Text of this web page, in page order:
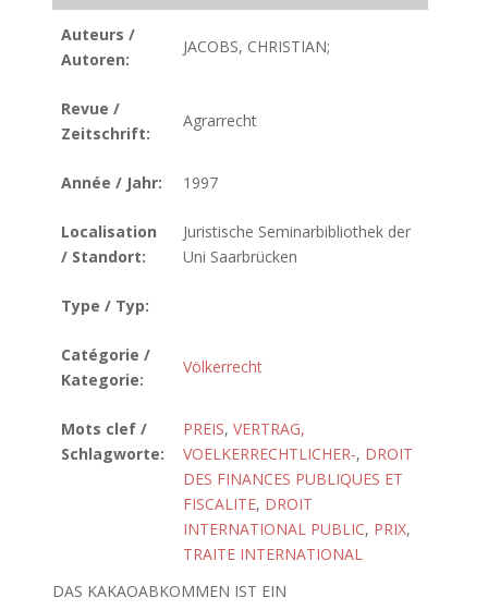
Auteurs /
Autoren:
JACOBS, CHRISTIAN;
Revue /
Zeitschrift:
Agrarrecht
Année / Jahr: 1997
Localisation
/ Standort:
Juristische Seminarbibliothek der
Uni Saarbrücken
Type / Typ:
Catégorie /
Kategorie:
Völkerrecht
Mots clef /
Schlagworte:
PREIS, VERTRAG,
VOELKERRECHTLICHER-, DROIT
DES FINANCES PUBLIQUES ET
FISCALITE, DROIT
INTERNATIONAL PUBLIC, PRIX,
TRAITE INTERNATIONAL
DAS KAKAOABKOMMEN IST EIN